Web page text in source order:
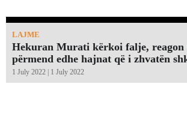
LAJME
Hekuran Murati kërkoi falje,
përmend edhe hajnat që i zhvatën
1 July 2022 | 1 July 2022